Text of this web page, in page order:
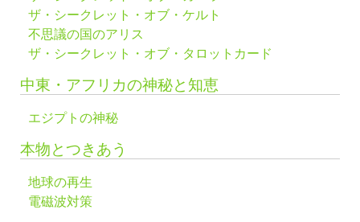
ザ・シークレット・オブ・ケルト
不思議の国のアリス
ザ・シークレット・オブ・タロットカード
中東・アフリカの神秘と知恵
エジプトの神秘
本物とつきあう
地球の再生
電磁波対策